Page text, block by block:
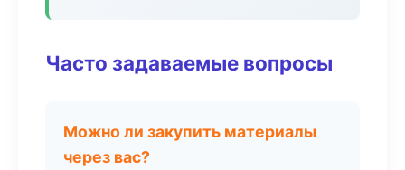
Часто задаваемые вопросы
Можно ли закупить материалы
через вас?